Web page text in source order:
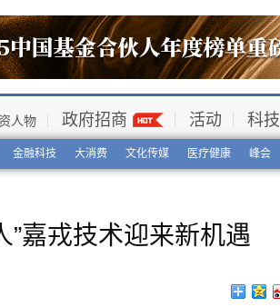
金融科技 大消费 文化传媒 医疗健康 峰会
人物 政府招商 活动 科技
”嘉戎技术迎来新机遇